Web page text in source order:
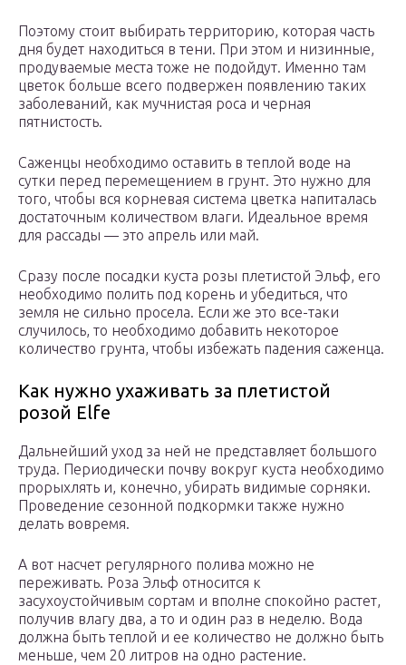
Поэтому стоит выбирать территорию, которая часть
дня будет находиться в тени. При этом и низинные,
продуваемые места тоже не подойдут. Именно там
цветок больше всего подвержен появлению таких
заболеваний, как мучнистая роса и черная
пятнистость.
Саженцы необходимо оставить в теплой воде на
сутки перед перемещением в грунт. Это нужно для
того, чтобы вся корневая система цветка напиталась
достаточным количеством влаги. Идеальное время
для рассады — это апрель или май.
Сразу после посадки куста розы плетистой Эльф, его
необходимо полить под корень и убедиться, что
земля не сильно просела. Если же это все-таки
случилось, то необходимо добавить некоторое
количество грунта, чтобы избежать падения саженца.
Как нужно ухаживать за плетистой
розой Elfe
Дальнейший уход за ней не представляет большого
труда. Периодически почву вокруг куста необходимо
прорыхлять и, конечно, убирать видимые сорняки.
Проведение сезонной подкормки также нужно
делать вовремя.
А вот насчет регулярного полива можно не
переживать. Роза Эльф относится к
засухоустойчивым сортам и вполне спокойно растет,
получив влагу два, а то и один раз в неделю. Вода
должна быть теплой и ее количество не должно быть
меньше, чем 20 литров на одно растение.